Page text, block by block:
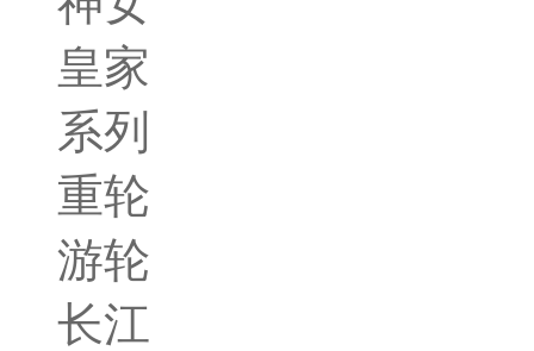
皇家
系列
重轮
游轮
长江